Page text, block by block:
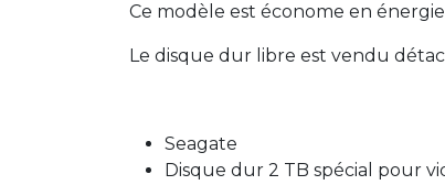
Ce modèle est économe en
Le disque dur libre est vendu
Seagate
Disque dur 2 TB spécial pour